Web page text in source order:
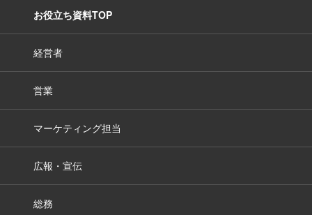
お役立ち資料TOP
経営者
営業
マーケティング担当
広報・宣伝
総務